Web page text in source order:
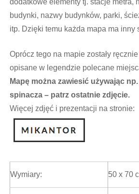
dodatkowe elementy tj. stacje metra,
budynki, nazwy budynków, parki,
itp. Dzięki temu każda mapa ma inny
Oprócz tego na mapie zostały
opisane w legendzie polecane
Mapę można zawiesić używając
spinacza – patrz ostatnie zdjęcie.
Więcej zdjęć i prezentacji na stronie:
Wymiary: 50 x 70